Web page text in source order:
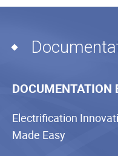
DOCUMENTATION
Electrification
Made Easy